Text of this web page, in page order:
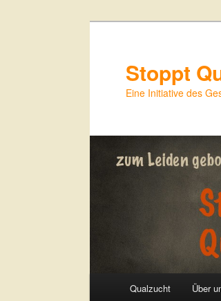
Stoppt
Eine Initiative des
Qualzucht Über